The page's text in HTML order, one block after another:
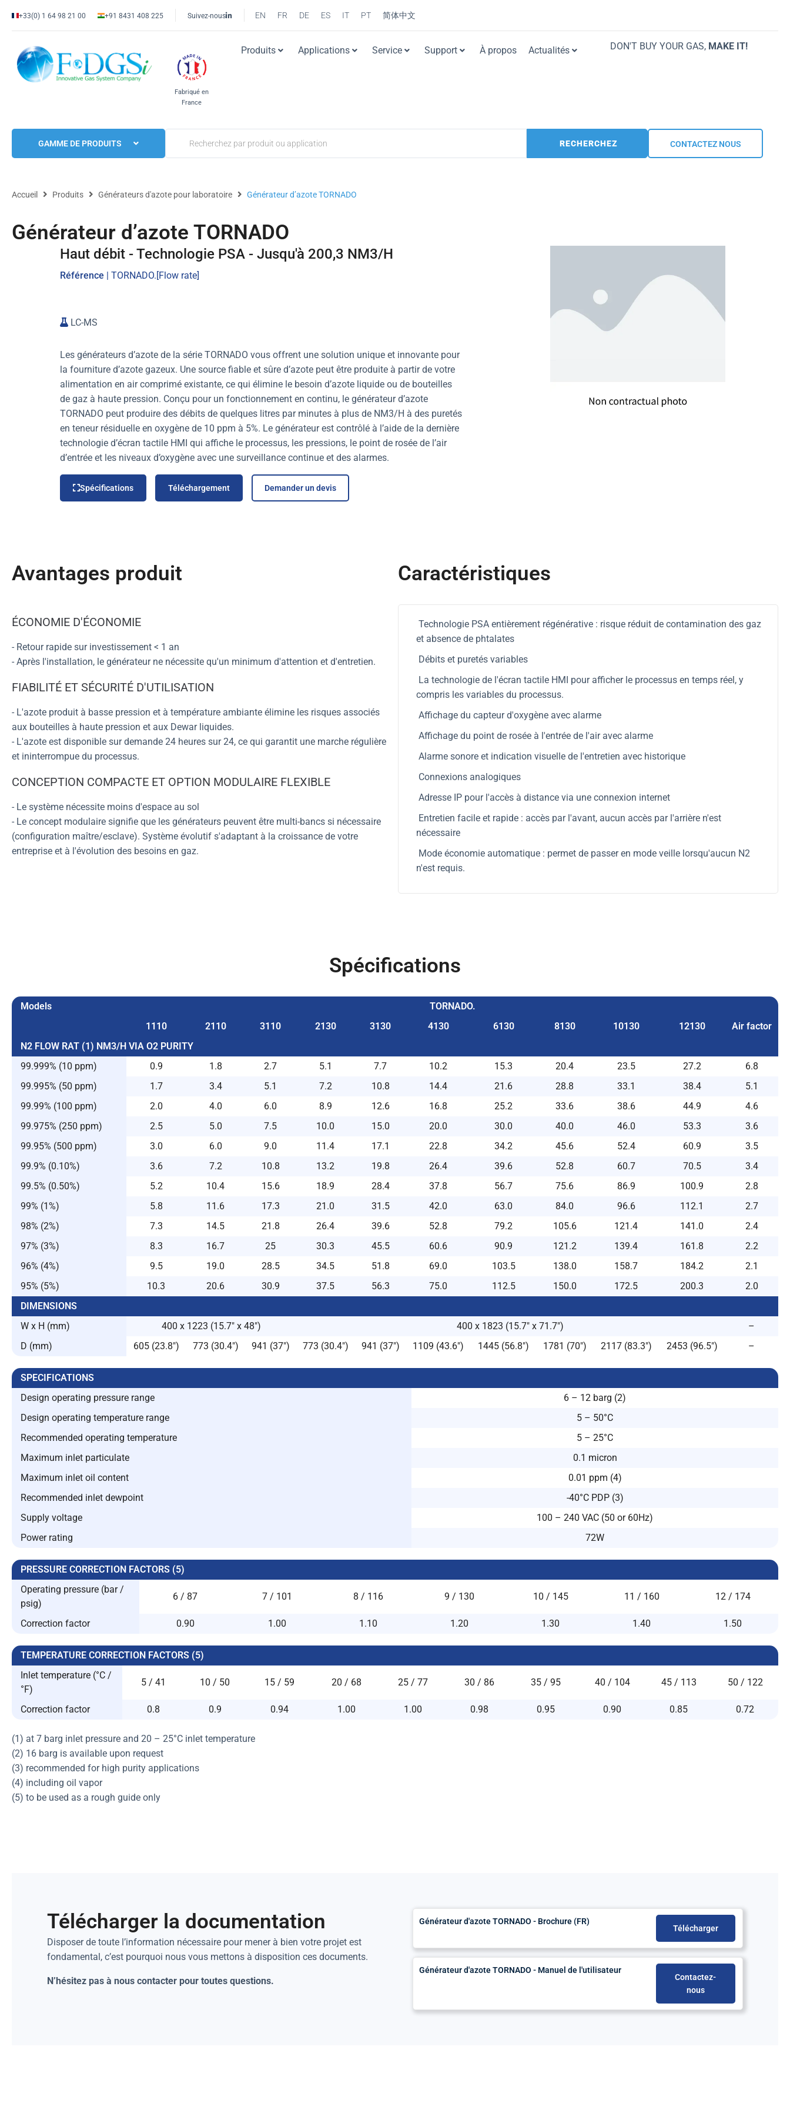
+33(0) 1 64 98 21 00 +91 8431 408 225 Suivez-nous EN FR DE ES IT PT 简体中文
Fabriqué en
France
Produits Applications Service Support À propos Actualités DON'T BUY YOUR GAS, MAKE IT!
GAMME DE PRODUITS RECHERCHEZ CONTACTEZ NOUS
Accueil Produits Générateurs d'azote pour laboratoire Générateur d’azote TORNADO
Générateur d’azote TORNADO
Haut débit - Technologie PSA - Jusqu'à 200,3 NM3/H
Référence | TORNADO.[Flow rate]
LC-MS
Les générateurs d’azote de la série TORNADO vous offrent une solution unique et innovante pour
la fourniture d’azote gazeux. Une source fiable et sûre d’azote peut être produite à partir de votre
alimentation en air comprimé existante, ce qui élimine le besoin d’azote liquide ou de bouteilles
de gaz à haute pression. Conçu pour un fonctionnement en continu, le générateur d’azote
TORNADO peut produire des débits de quelques litres par minutes à plus de NM3/H à des puretés
en teneur résiduelle en oxygène de 10 ppm à 5%. Le générateur est contrôlé à l’aide de la dernière
technologie d’écran tactile HMI qui affiche le processus, les pressions, le point de rosée de l’air
d’entrée et les niveaux d’oxygène avec une surveillance continue et des alarmes.
Spécifications Téléchargement Demander un devis
Avantages produit
ÉCONOMIE D'ÉCONOMIE
- Retour rapide sur investissement < 1 an
- Après l'installation, le générateur ne nécessite qu'un minimum d'attention et d'entretien.
FIABILITÉ ET SÉCURITÉ D'UTILISATION
- L'azote produit à basse pression et à température ambiante élimine les risques associés
aux bouteilles à haute pression et aux Dewar liquides.
- L'azote est disponible sur demande 24 heures sur 24, ce qui garantit une marche régulière
et ininterrompue du processus.
CONCEPTION COMPACTE ET OPTION MODULAIRE FLEXIBLE
- Le système nécessite moins d'espace au sol
- Le concept modulaire signifie que les générateurs peuvent être multi-bancs si nécessaire
(configuration maître/esclave). Système évolutif s'adaptant à la croissance de votre
entreprise et à l'évolution des besoins en gaz.
Caractéristiques
Technologie PSA entièrement régénérative : risque réduit de contamination des gaz
et absence de phtalates
Débits et puretés variables
La technologie de l'écran tactile HMI pour afficher le processus en temps réel, y
compris les variables du processus.
Affichage du capteur d'oxygène avec alarme
Affichage du point de rosée à l'entrée de l'air avec alarme
Alarme sonore et indication visuelle de l'entretien avec historique
Connexions analogiques
Adresse IP pour l'accès à distance via une connexion internet
Entretien facile et rapide : accès par l'avant, aucun accès par l'arrière n'est
nécessaire
Mode économie automatique : permet de passer en mode veille lorsqu'aucun N2
n'est requis.
Spécifications
Models
TORNADO.
1110
2110 3110 2130 3130 4130 6130 8130 10130 12130
Air factor
N2 FLOW RAT (1) NM3/H VIA O2 PURITY
99.999% (10 ppm)
0.9 1.8 2.7 5.1 7.7 10.2 15.3 20.4 23.5 27.2
6.8
99.995% (50 ppm)
1.7 3.4 5.1 7.2 10.8 14.4 21.6 28.8 33.1 38.4
5.1
99.99% (100 ppm)
2.0 4.0 6.0 8.9 12.6 16.8 25.2 33.6 38.6 44.9
4.6
99.975% (250 ppm)
2.5 5.0 7.5 10.0 15.0 20.0 30.0 40.0 46.0 53.3
3.6
99.95% (500 ppm)
3.0 6.0 9.0 11.4 17.1 22.8 34.2 45.6 52.4 60.9
3.5
99.9% (0.10%)
3.6 7.2 10.8 13.2 19.8 26.4 39.6 52.8 60.7 70.5
3.4
99.5% (0.50%)
5.2 10.4 15.6 18.9 28.4 37.8 56.7 75.6 86.9 100.9
2.8
99% (1%)
5.8 11.6 17.3 21.0 31.5 42.0 63.0 84.0 96.6 112.1
2.7
98% (2%)
7.3 14.5 21.8 26.4 39.6 52.8 79.2 105.6 121.4 141.0
2.4
97% (3%)
8.3 16.7 25 30.3 45.5 60.6 90.9 121.2 139.4 161.8
2.2
96% (4%)
9.5 19.0 28.5 34.5 51.8 69.0 103.5 138.0 158.7 184.2
2.1
95% (5%)
10.3 20.6 30.9 37.5 56.3 75.0 112.5 150.0 172.5 200.3
2.0
DIMENSIONS
W x H (mm)
400 x 1223 (15.7″ x 48″) 400 x 1823 (15.7″ x 71.7″)
–
D (mm)
605 (23.8″) 773 (30.4″) 941 (37″) 773 (30.4″) 941 (37″) 1109 (43.6″) 1445 (56.8″) 1781 (70″) 2117 (83.3″) 2453 (96.5″) –
SPECIFICATIONS
Design operating pressure range
6 – 12 barg (2)
Design operating temperature range
5 – 50°C
Recommended operating temperature
5 – 25°C
Maximum inlet particulate
0.1 micron
Maximum inlet oil content
0.01 ppm (4)
Recommended inlet dewpoint
-40°C PDP (3)
Supply voltage
100 – 240 VAC (50 or 60Hz)
Power rating
72W
PRESSURE CORRECTION FACTORS (5)
Operating pressure (bar /
psig)
6 / 87 7 / 101 8 / 116 9 / 130 10 / 145 11 / 160 12 / 174
Correction factor 0.90 1.00 1.10 1.20 1.30 1.40 1.50
TEMPERATURE CORRECTION FACTORS (5)
Inlet temperature (°C /
°F)
5 / 41 10 / 50 15 / 59 20 / 68 25 / 77 30 / 86 35 / 95 40 / 104 45 / 113 50 / 122
Correction factor 0.8 0.9 0.94 1.00 1.00 0.98 0.95 0.90 0.85 0.72
(1) at 7 barg inlet pressure and 20 – 25°C inlet temperature
(2) 16 barg is available upon request
(3) recommended for high purity applications
(4) including oil vapor
(5) to be used as a rough guide only
Télécharger la documentation
Disposer de toute l’information nécessaire pour mener à bien votre projet est
fondamental, c’est pourquoi nous vous mettons à disposition ces documents.
N’hésitez pas à nous contacter pour toutes questions.
Générateur d'azote TORNADO - Brochure (FR)
Télécharger
Générateur d'azote TORNADO - Manuel de l'utilisateur
Contactez-
nous